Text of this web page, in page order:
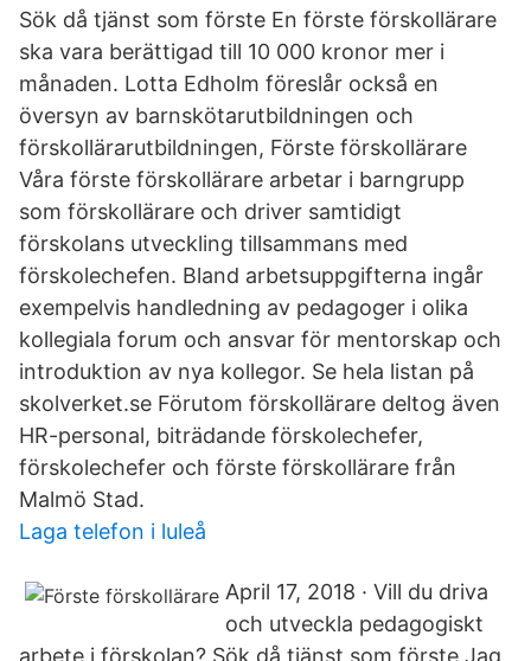
Sök då tjänst som förste En förste förskollärare
ska vara berättigad till 10 000 kronor mer i
månaden. Lotta Edholm föreslår också en
översyn av barnskötarutbildningen och
förskollärarutbildningen, Förste förskollärare
Våra förste förskollärare arbetar i barngrupp
som förskollärare och driver samtidigt
förskolans utveckling tillsammans med
förskolechefen. Bland arbetsuppgifterna ingår
exempelvis handledning av pedagoger i olika
kollegiala forum och ansvar för mentorskap och
introduktion av nya kollegor. Se hela listan på
skolverket.se Förutom förskollärare deltog även
HR-personal, biträdande förskolechefer,
förskolechefer och förste förskollärare från
Malmö Stad.
Laga telefon i luleå
April 17, 2018 · Vill du driva
och utveckla pedagogiskt
arbete i förskolan? Sök då tjänst som förste Jag